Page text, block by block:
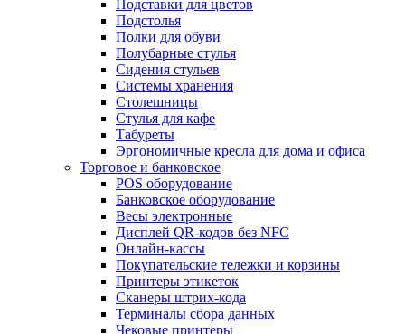
Подставки для цветов
Подстолья
Полки для обуви
Полубарные стулья
Сидения стульев
Системы хранения
Столешницы
Стулья для кафе
Табуреты
Эргономичные кресла для дома и офиса
Торговое и банковское
POS оборудование
Банковское оборудование
Весы электронные
Дисплей QR-кодов без NFC
Онлайн-кассы
Покупательские тележки и корзины
Принтеры этикеток
Сканеры штрих-кода
Терминалы сбора данных
Чековые принтеры